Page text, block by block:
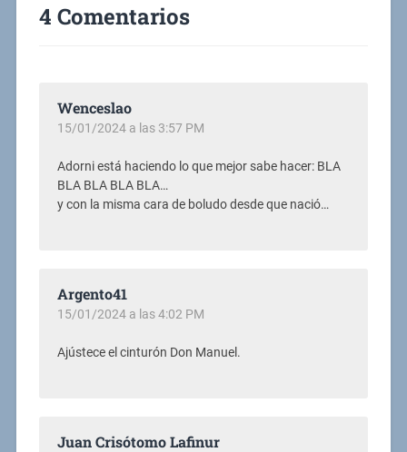
4 Comentarios
Wenceslao
15/01/2024 a las 3:57 PM
Adorni está haciendo lo que mejor sabe hacer: BLA
BLA BLA BLA BLA…
y con la misma cara de boludo desde que nació…
Argento41
15/01/2024 a las 4:02 PM
Ajústece el cinturón Don Manuel.
Juan Crisótomo Lafinur